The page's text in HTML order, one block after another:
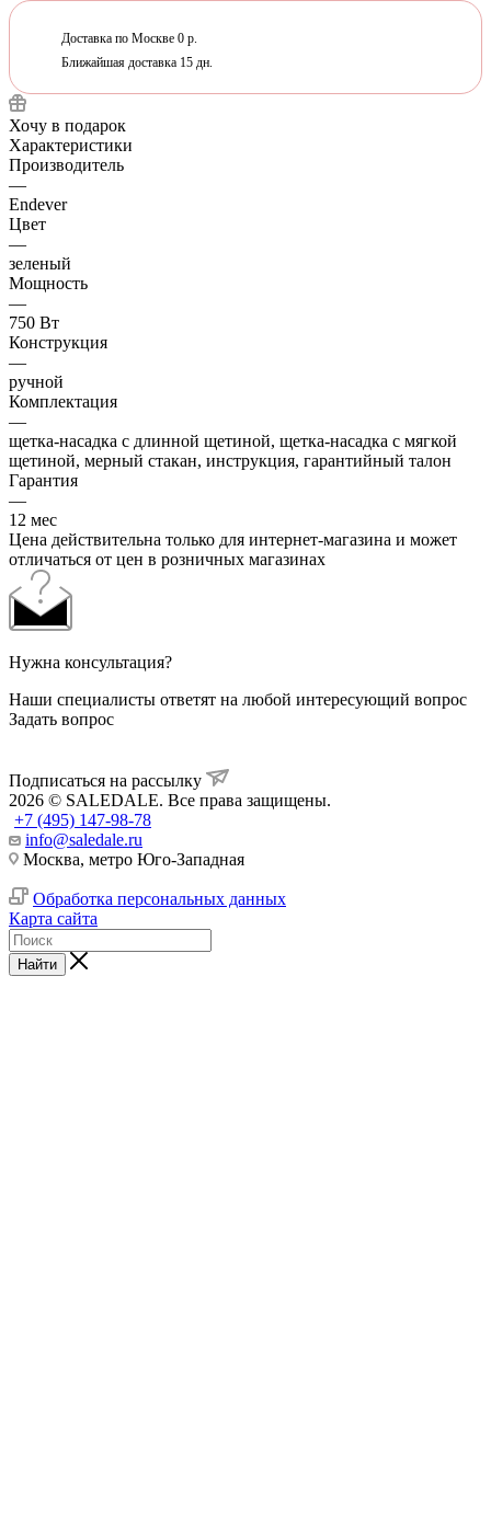
Доставка по Москве 0 р.
Ближайшая доставка 15 дн.
Хочу в подарок
Характеристики
Производитель
—
Endever
Цвет
—
зеленый
Мощность
—
750 Вт
Конструкция
—
ручной
Комплектация
—
щетка-насадка с длинной щетиной, щетка-насадка с мягкой
щетиной, мерный стакан, инструкция, гарантийный талон
Гарантия
—
12 мес
Цена действительна только для интернет-магазина и может
отличаться от цен в розничных магазинах
Нужна консультация?
Наши специалисты ответят на любой интересующий вопрос
Задать вопрос
Подписаться на рассылку
2026 © SALEDALE. Все права защищены.
+7 (495) 147-98-78
info@saledale.ru
Москва, метро Юго-Западная
Обработка персональных данных
Карта сайта
Найти